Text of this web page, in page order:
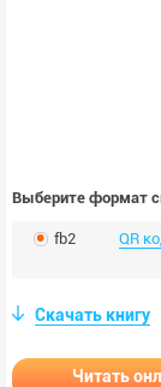
Выберите формат
fb2 QR
Скачать книгу
Читать